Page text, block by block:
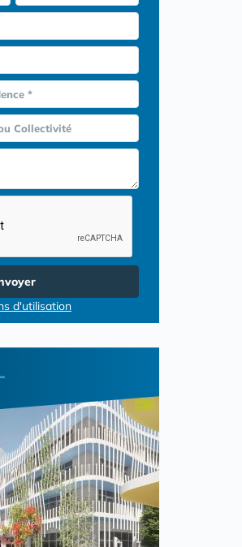
*
Collectivité
d'utilisation